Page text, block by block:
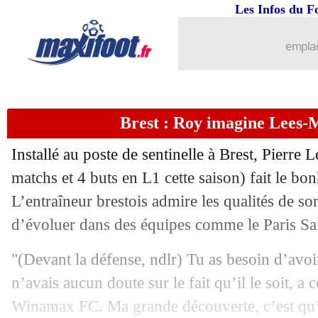
Les Infos du
Brest : Roy imagine Lees-
Installé au poste de sentinelle à Brest, Pierre
matchs et 4 buts en L1 cette saison) fait le
L’entraîneur brestois admire les qualités de
d’évoluer dans des équipes comme le Paris
"(Devant la défense, ndlr) Tu as besoin
n’avais aucun doute sur le fait qu’il le soit, a
Winamax FC. Ma grande découverte, c’est
PSG: Enrique ne digère pas
11/05 Lille
11/05 Chelsea: Pochettino ne se tracasse pas
11/05 PSG : Dupraz n'a pas aimé la vidéo
11/05 LdC (Asie): Yokohama en ballottage
11/05 Lyon: la Juve en pince pour O'Brien
11/05 PSG : Enrique souhaite le meilleur à
11/05 Al-Taawoun: rebond saoudien pour